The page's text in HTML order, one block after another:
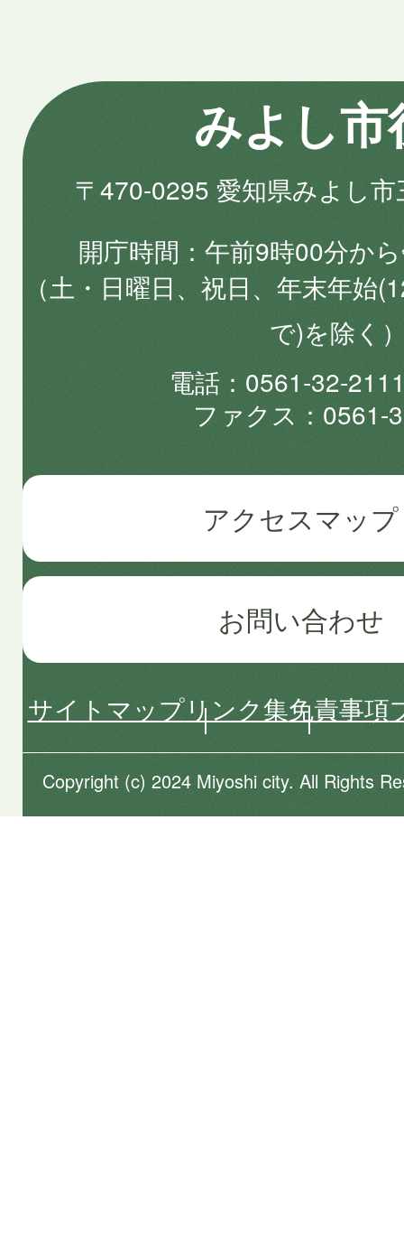
みよし市
〒470-0295 愛知県みよし
開庁時間
午前9時00分か
（土・日曜日、祝日、年末年始
で)を除く
電話
0561-32-
ファクス
0561-
アクセスマップ
お問い合わせ
サイトマップリンク集免責事項
Copyright (c) 2024 Miyoshi city. All Rights